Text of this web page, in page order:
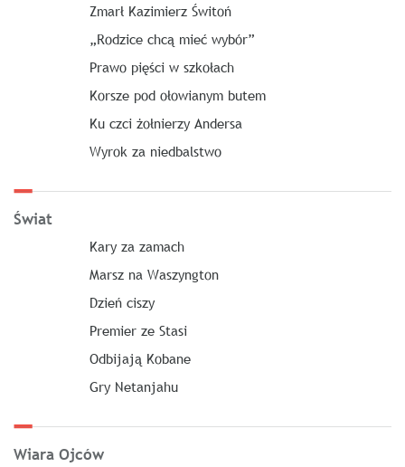
Zmarł Kazimierz Świtoń
„Rodzice chcą mieć wybór”
Prawo pięści w szkołach
Korsze pod ołowianym butem
Ku czci żołnierzy Andersa
Wyrok za niedbalstwo
Świat
Kary za zamach
Marsz na Waszyngton
Dzień ciszy
Premier ze Stasi
Odbijają Kobane
Gry Netanjahu
Wiara Ojców